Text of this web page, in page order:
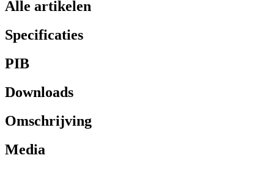
Alle artikelen
Specificaties
PIB
Downloads
Omschrijving
Media